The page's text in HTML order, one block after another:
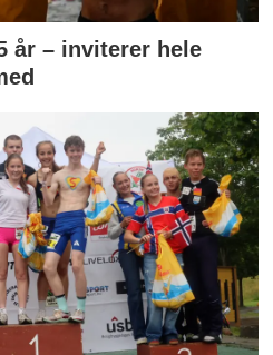
år – inviterer hele